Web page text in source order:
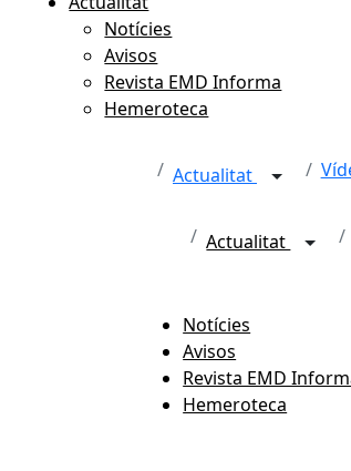
Notícies
Avisos
Revista EMD Informa
Hemeroteca
Actualitat
Actualitat
Notícies
Avisos
Revista EMD
Hemeroteca